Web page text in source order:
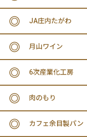
JA庄内たがわ
月山ワイン
6次産業化工房
肉のもり
カフェ余目製パン